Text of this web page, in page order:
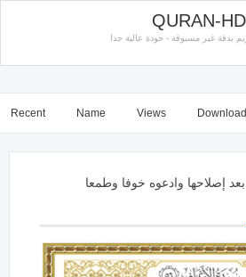
QURAN-HD
بدقة غير مسبوقة - جودة عالية جدا
Recent Name Views
إصلاحها وادعوه خوفا وطمعا